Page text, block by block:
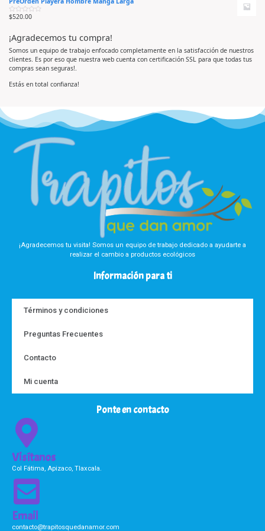
e
5
o
e
n
0
5
o
r
a
e
n
0
d
e
5
V
o
r
a
d
o
n
d
$520.00
¡Agradecemos tu compra!
Somos un equipo de trabajo enfocado completamente en la satisfacción de nuestros
clientes. Es por eso que nuestra web cuenta con certificación SSL para que todas tus
compras sean seguras!.
Estás en total confianza!
¡Agradecemos tu visita! Somos un equipo de trabajo dedicado a ayudarte a
realizar el cambio a productos ecológicos
Información para ti
Términos y condiciones
Preguntas Frecuentes
Contacto
Mi cuenta
Ponte en contacto
Visítanos
Col Fátima, Apizaco, Tlaxcala.
Email
contacto@trapitosquedanamor.com